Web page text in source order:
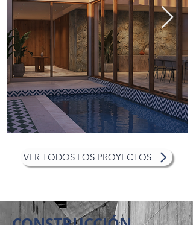
VER TODOS LOS PROYECTOS